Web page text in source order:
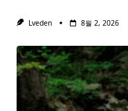
Lveden 8월 2, 2026